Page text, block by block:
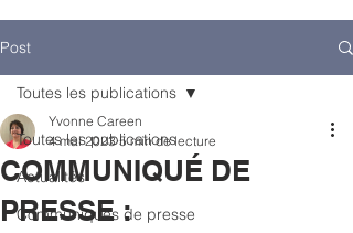
Post
Toutes les publications
Actualités
Communiqués de presse
Toutes les publications
COMMUNIQUÉ DE
PRESSE :
Yvonne Careen
4 mai 2023 5 min de lecture